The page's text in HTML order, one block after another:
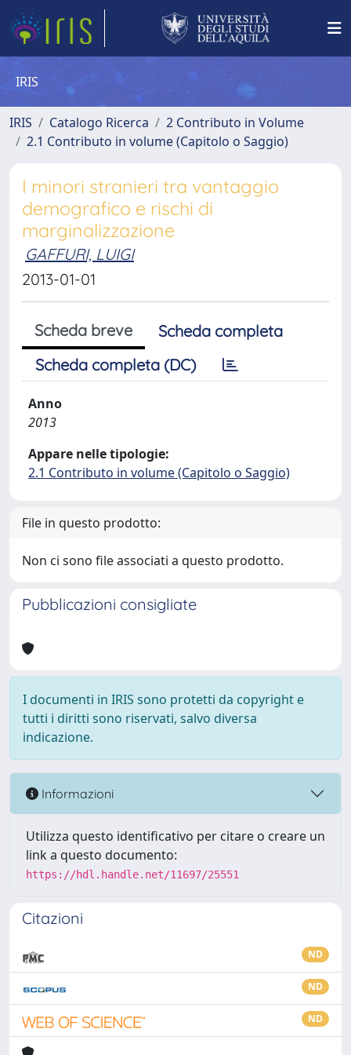
IRIS
IRIS Catalogo Ricerca
2 Contributo in Volume
2.1 Contributo in volume (Capitolo o Saggio)
I minori stranieri tra vantaggio
demografico e rischi di
marginalizzazione
GAFFURI, LUIGI
2013-01-01
Scheda breve
Scheda completa
Scheda completa (DC)
Anno
2013
Appare nelle tipologie:
2.1 Contributo in volume (Capitolo o Saggio)
File in questo prodotto:
Non ci sono file associati a questo prodotto.
Pubblicazioni consigliate
I documenti in IRIS sono protetti da copyright e
tutti i diritti sono riservati, salvo diversa
indicazione.
Informazioni
Utilizza questo identificativo per citare o creare un
link a questo documento:
https://hdl.handle.net/11697/25551
Citazioni
ND
ND
ND